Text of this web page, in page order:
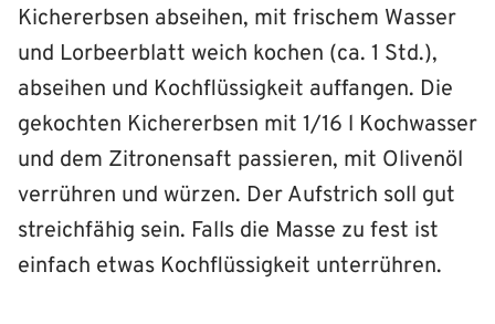
Kichererbsen abseihen, mit frischem Wasser
und Lorbeerblatt weich kochen (ca. 1 Std.),
abseihen und Kochflüssigkeit auffangen. Die
gekochten Kichererbsen mit 1/16 l Kochwasser
und dem Zitronensaft passieren, mit Olivenöl
verrühren und würzen. Der Aufstrich soll gut
streichfähig sein. Falls die Masse zu fest ist
einfach etwas Kochflüssigkeit unterrühren.